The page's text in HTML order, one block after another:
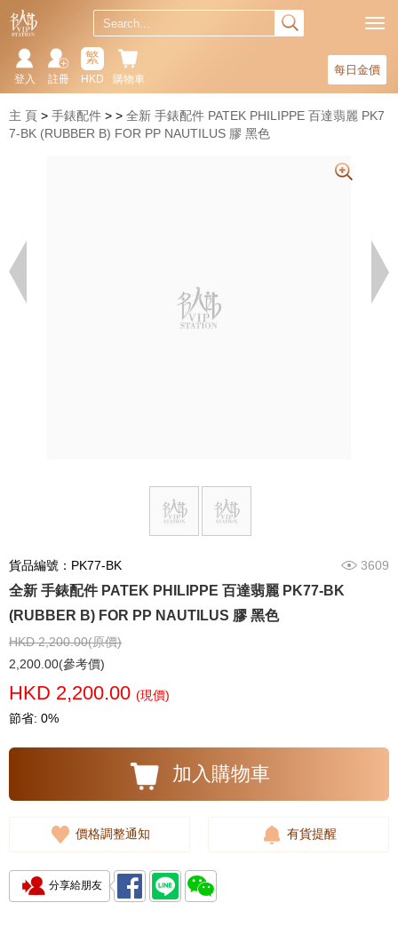
每日金價
購物車
繁
HKD
註冊
登入
主 頁 手錶配件
全新 手錶配件 PATEK PHILIPPE 百達翡麗 PK7
7-BK (RUBBER B) FOR PP NAUTILUS 膠 黑色
貨品編號：PK77-BK 3609
全新 手錶配件 PATEK PHILIPPE 百達翡麗 PK77-BK
(RUBBER B) FOR PP NAUTILUS 膠 黑色
HKD 2,200.00(原價)
2,200.00(參考價)
HKD 2,200.00 (現價)
節省: 0%
加入購物車
價格調整通知 有貨提醒
分享給朋友